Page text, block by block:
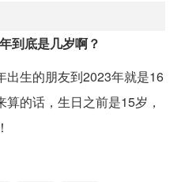
到底是几岁啊？
出生的朋友到2023年就是16
的话，生日之前是15岁，